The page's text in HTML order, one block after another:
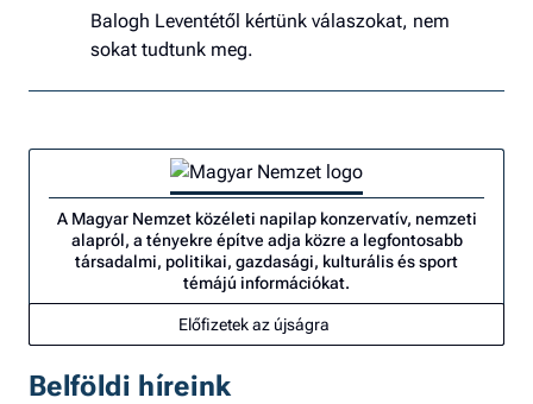
Balogh Leventétől kértünk válaszokat, nem
sokat tudtunk meg.
A Magyar Nemzet közéleti napilap konzervatív, nemzeti
alapról, a tényekre építve adja közre a legfontosabb
társadalmi, politikai, gazdasági, kulturális és sport
témájú információkat.
Előfizetek az újságra
Belföldi híreink